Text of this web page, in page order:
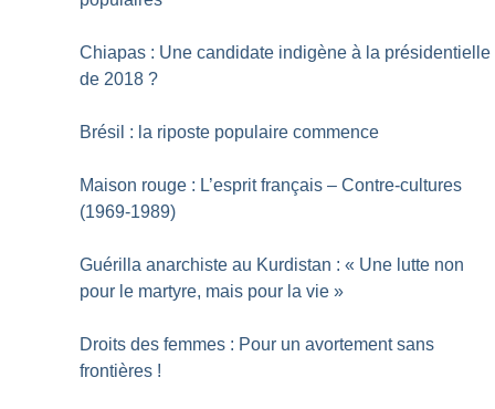
Chiapas : Une candidate indigène à la présidentielle
de 2018 ?
Brésil : la riposte populaire commence
Maison rouge : L’esprit français – Contre-cultures
(1969-1989)
Guérilla anarchiste au Kurdistan : « Une lutte non
pour le martyre, mais pour la vie »
Droits des femmes : Pour un avortement sans
frontières !